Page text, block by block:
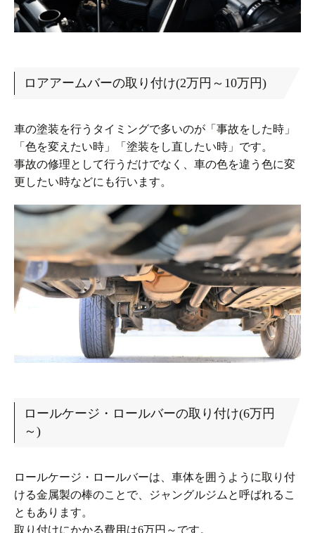
ロアアームバーの取り付け(2万円～10万円)
車の塗装を行うタイミングで多いのが「事故をした時」
「色を変えたい時」「塗装をし直したい時」です。
事故の修理として行うだけでなく、車の色を違う色に変
更したい時などにも行います。
ロールケージ・ロールバーの取り付け(6万円
～)
ロールケージ・ロールバーは、車体を囲うように取り付
ける金属製の棒のことで、ジャングルジムと呼ばれるこ
ともあります。
取り付けにかかる費用は6万円～です。